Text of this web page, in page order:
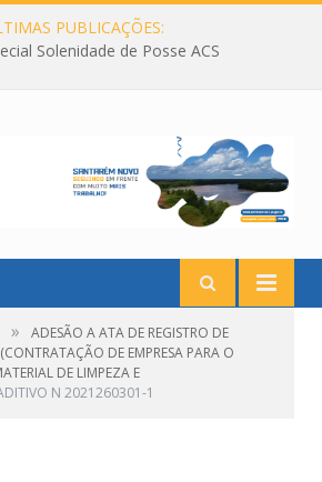
PUBLICAÇÕES:
Solenidade de Posse ACS
»
ADESÃO A ATA DE REGISTRO DE
DE EMPRESA PARA O
DE LIMPEZA E
N 2021260301-1